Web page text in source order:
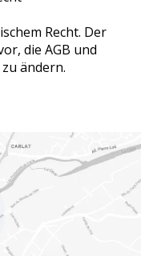
Recht. Der
die AGB und
ändern.